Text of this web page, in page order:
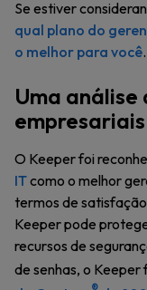
Se estiver
qual plano do
o melhor para você.
Uma
O Keeper foi
ITcomo o melhor
termos de
Keeper pode
recursos de
de senhas, o Keeper